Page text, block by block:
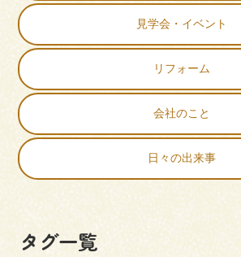
見学会・イベント
リフォーム
会社のこと
日々の出来事
タグ一覧